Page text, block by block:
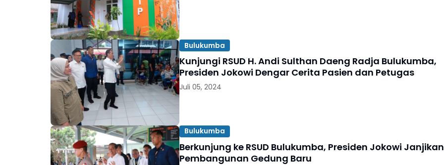
Bulukumba
Kunjungi RSUD H. Andi Sulthan Daeng Radja Bulukumba,
Presiden Jokowi Dengar Cerita Pasien dan Petugas
Juli 05, 2024
Bulukumba
Berkunjung ke RSUD Bulukumba, Presiden Jokowi Janjikan
Pembangunan Gedung Baru